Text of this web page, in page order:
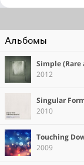
Альбомы
Simple (Rare
2012
Singular
2010
Touching
2009